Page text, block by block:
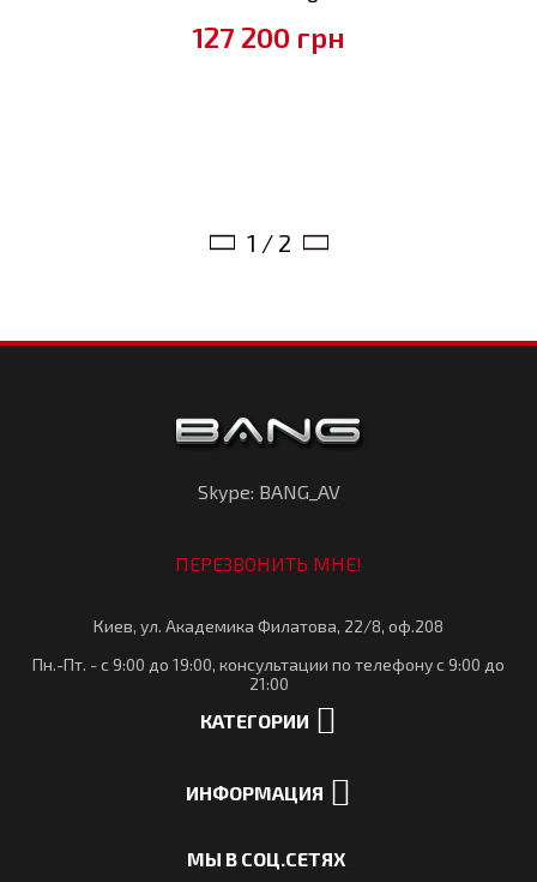
127 200 грн
1 / 2
Skype: BANG_AV
ПЕРЕЗВОНИТЬ МНЕ!
Киев, ул. Академика Филатова, 22/8, оф.208
Пн.-Пт. - с 9:00 до 19:00, консультации по телефону с 9:00 до
21:00
КАТЕГОРИИ
ИНФОРМАЦИЯ
МЫ В СОЦ.СЕТЯХ